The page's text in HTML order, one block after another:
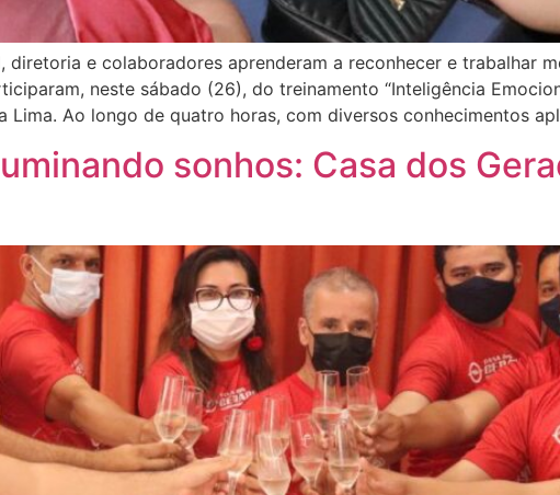
e colaboradores aprenderam a reconhecer e trabalhar
neste sábado (26), do treinamento “Inteligência
Lima. Ao longo de quatro horas, com diversos conhecimentos
sonhos: Casa dos